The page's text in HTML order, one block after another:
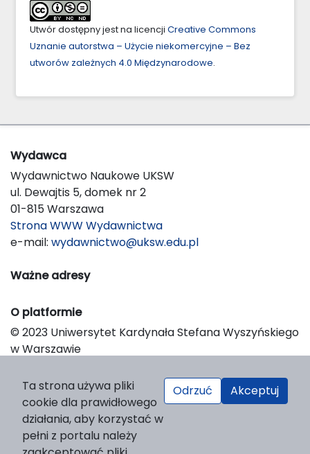
Utwór dostępny jest na licencji Creative Commons
Uznanie autorstwa – Użycie niekomercyjne – Bez
utworów zależnych 4.0 Międzynarodowe.
Wydawca
Wydawnictwo Naukowe UKSW
ul. Dewajtis 5, domek nr 2
01-815 Warszawa
Strona WWW Wydawnictwa
e-mail: wydawnictwo@uksw.edu.pl
Ważne adresy
O platformie
© 2023 Uniwersytet Kardynała Stefana Wyszyńskiego
w Warszawie
Platform & Workflow by OJS/PKP
Ta strona używa pliki
cookie dla prawidłowego
działania, aby korzystać w
pełni z portalu należy
Odrzuć Akceptuj